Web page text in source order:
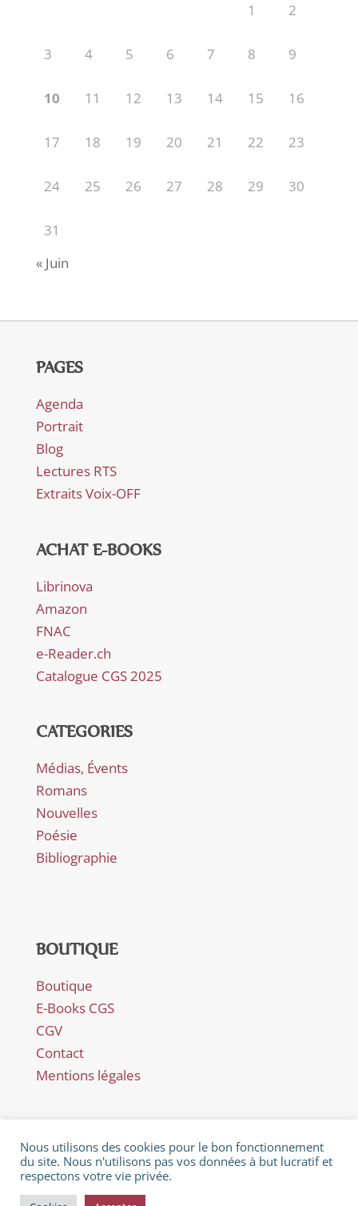
1 2
3 4 5 6 7 8 9
10 11 12 13 14 15 16
17 18 19 20 21 22 23
24 25 26 27 28 29 30
31
« Juin
PAGES
Agenda
Portrait
Blog
Lectures RTS
Extraits Voix-OFF
ACHAT E-BOOKS
Librinova
Amazon
FNAC
e-Reader.ch
Catalogue CGS 2025
CATEGORIES
Médias, Évents
Romans
Nouvelles
Poésie
Bibliographie
BOUTIQUE
Boutique
E-Books CGS
CGV
Contact
Mentions légales
© Février 2018 - Catherine Gaillard-Sarron - Rue Es Perreyres
28 - CH-1436 Chamblon - Littérature - Poèmes - Nouvelles -
Nous utilisons des cookies pour le bon fonctionnement
du site. Nous n'utilisons pas vos données à but lucratif et
respectons votre vie privée.